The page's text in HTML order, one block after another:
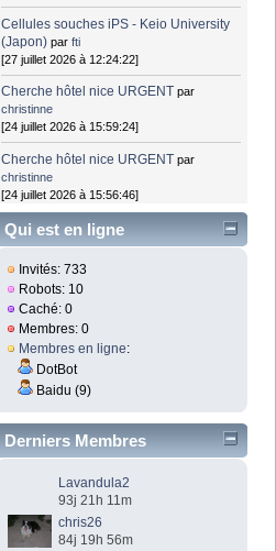
Cellules souches iPS - Keio University
(Japon) parfti
[27 juillet 2026 à 12:24:22]
Cherche hôtel nice URGENT par
christinne
[24 juillet 2026 à 15:59:24]
Cherche hôtel nice URGENT par
christinne
[24 juillet 2026 à 15:56:46]
Qui est en ligne
Invités: 733
Robots: 10
Caché: 0
Membres: 0
Membres en ligne:
DotBot
Baidu (9)
Derniers Membres
Lavandula2
93j 21h 11m
chris26
84j 19h 56m